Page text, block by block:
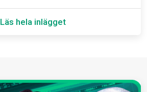
Läs hela inlägget